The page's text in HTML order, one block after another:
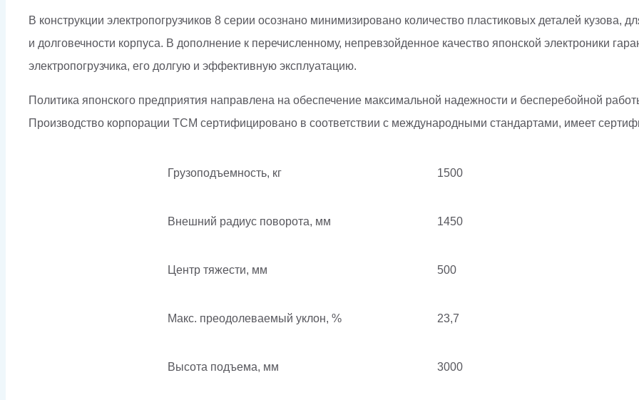
В конструкции электропогрузчиков 8 серии осознано минимизировано количество пластиковых деталей кузова,
и долговечности корпуса. В дополнение к перечисленному, непревзойденное качество японской электроники
электропогрузчика, его долгую и эффективную эксплуатацию.
Политика японского предприятия направлена на обеспечение максимальной надежности и бесперебойной
Производство корпорации ТСМ сертифицировано в соответствии с международными стандартами, имеет
Грузоподъемность, кг 1500
Внешний радиус поворота, мм 1450
Центр тяжести, мм 500
Макс. преодолеваемый уклон, % 23,7
Высота подъема, мм 3000